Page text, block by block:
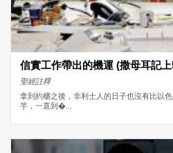
信實工作帶出的機運 (撒母耳記上
聖經註釋
拿到約櫃之後，非利士人的日子也沒有比以
芋，一直到�...